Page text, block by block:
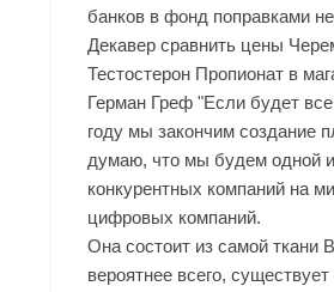
банков в фонд поправками
Декавер сравнить цены
Тестостерон Пропионат в
Герман Греф "Если будет
году мы закончим создание
думаю, что мы будем одной
конкурентных компаний на
цифровых компаний.
Она состоит из самой ткани
вероятнее всего,